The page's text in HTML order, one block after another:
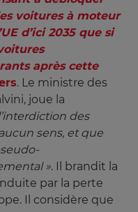
voitures à moteur
d’ici 2035 que si
après cette
. Le ministre des
joue la
l’interdiction des
sens, et que
». Il brandit la
par la perte
Il considère que